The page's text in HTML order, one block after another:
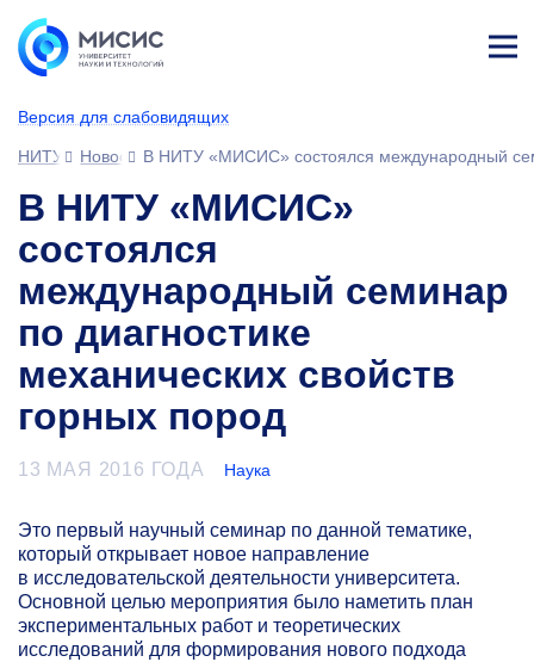
Версия для слабовидящих
ине
НИТУ МИСИС
НовостиВ НИТУ «МИСИС» состоялся международный
В НИТУ «МИСИС»
состоялся
международный семинар
по диагностике
механических свойств
горных пород
13 МАЯ 2016 ГОДА Наука
Это первый научный семинар по данной тематике,
который открывает новое направление
в исследовательской деятельности университета.
Основной целью мероприятия было наметить план
экспериментальных работ и теоретических
исследований для формирования нового подхода